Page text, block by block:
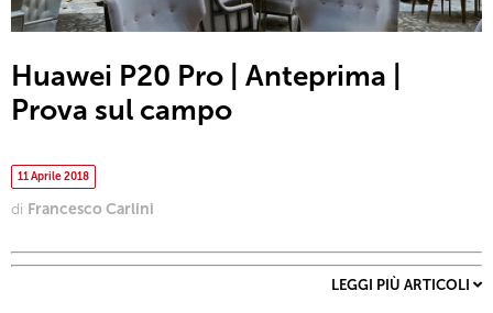
Huawei P20 Pro | Anteprima |
Prova sul campo
11 Aprile 2018
di Francesco Carlini
LEGGI PIÙ ARTICOLI